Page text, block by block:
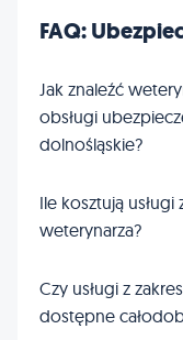
FAQ:
Jak znaleźć
obsługi
dolnośląskie?
Ile kosztują
weterynarza?
Czy usługi z
dostępne